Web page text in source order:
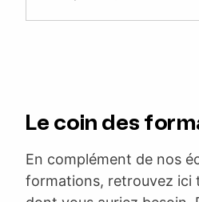
Le coin des
En complément de nos
formations, retrouvez ici